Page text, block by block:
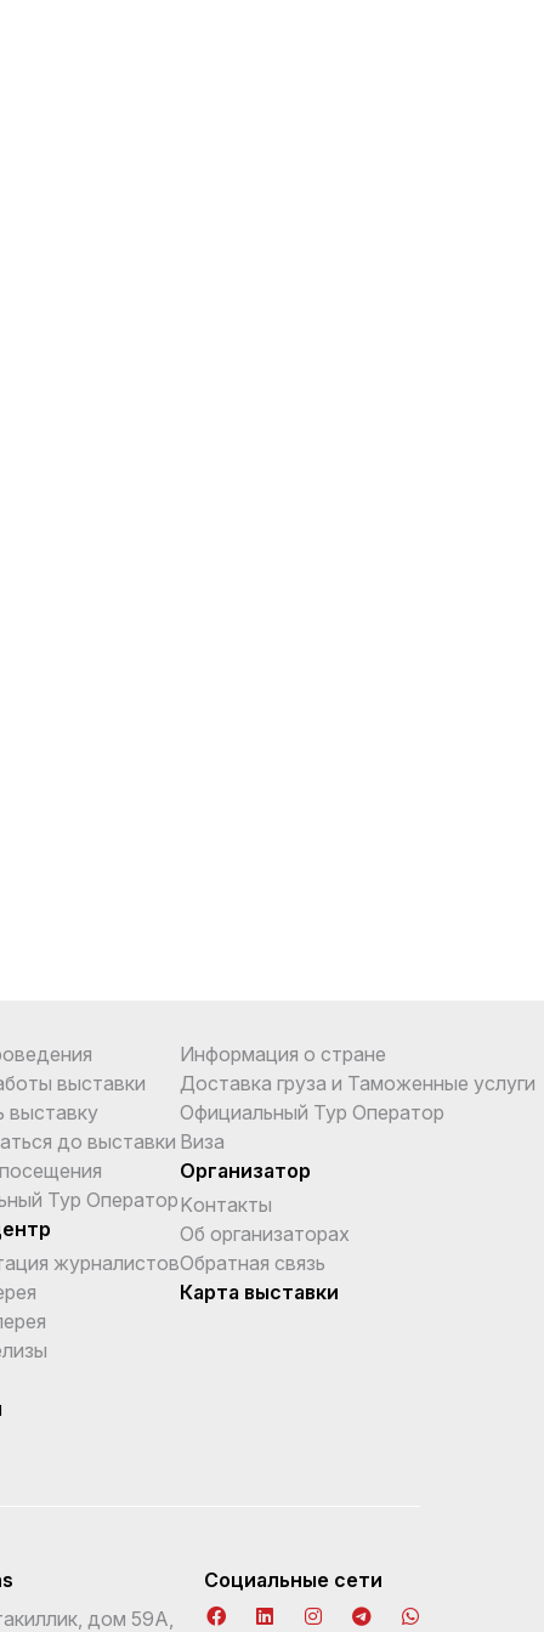
выставки
выставку
до выставки
Тур Оператор
журналистов
Информация о стране
Доставка груза и Таможенные услуги
Официальный Тур Оператор
Виза
Организатор
Kонтакты
Об организаторах
Обратная связь
Карта выставки
дом 59А,
Социальные сети